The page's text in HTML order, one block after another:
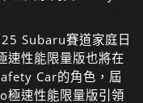
Subaru賽道家庭日
性能限量版也將在
Car的角色，屆
速性能限量版引領